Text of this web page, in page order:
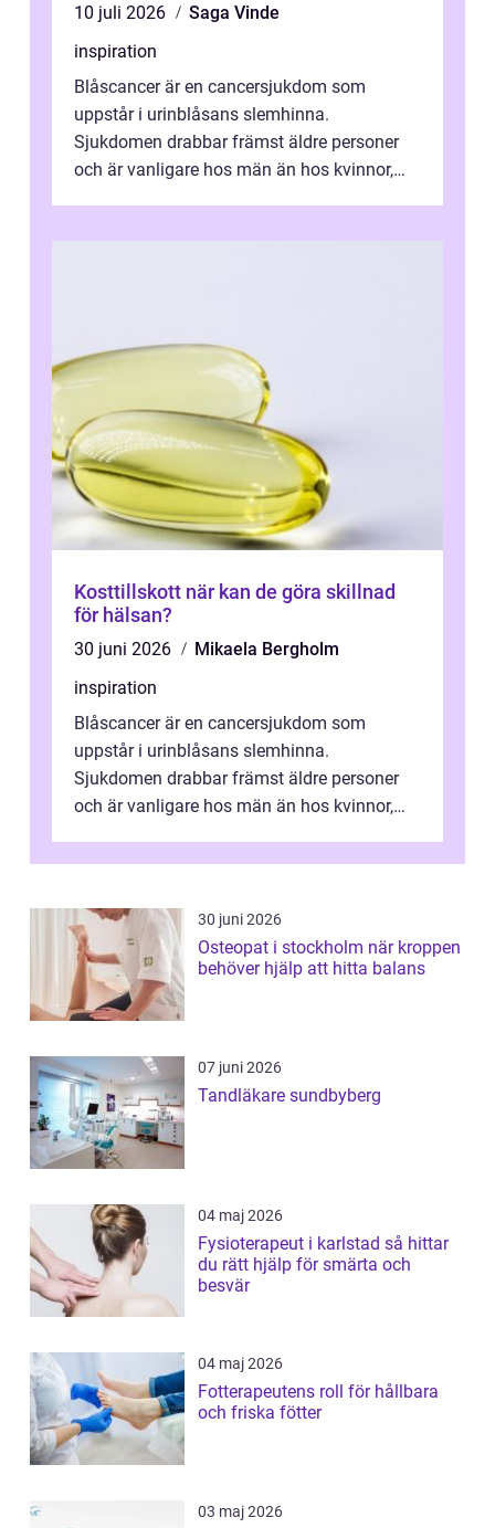
10 juli 2026
Saga Vinde
inspiration
Blåscancer är en cancersjukdom som
uppstår i urinblåsans slemhinna.
Sjukdomen drabbar främst äldre personer
och är vanligare hos män än hos kvinnor,
Kosttillskott när kan de göra skillnad
för hälsan?
30 juni 2026
Mikaela Bergholm
inspiration
Blåscancer är en cancersjukdom som
uppstår i urinblåsans slemhinna.
Sjukdomen drabbar främst äldre personer
och är vanligare hos män än hos kvinnor,
förändringarna u...
30 juni 2026
Osteopat i stockholm när kroppen
behöver hjälp att hitta balans
07 juni 2026
Tandläkare sundbyberg
04 maj 2026
Fysioterapeut i karlstad så hittar
du rätt hjälp för smärta och
besvär
04 maj 2026
Fotterapeutens roll för hållbara
och friska fötter
03 maj 2026